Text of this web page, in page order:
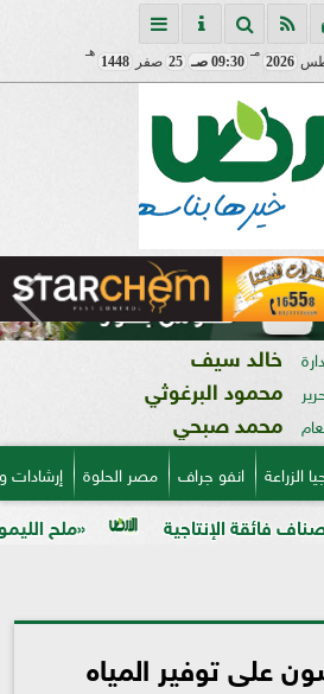
2026
مـ
09:30 صـ 25 صفر 1448
هـ
خالد سيف
محمود البرغوثي
محمد صبحي
الزراعة انفو جراف مصر الحلوة
«ملح الليمون».. خبير
على توفير المياه